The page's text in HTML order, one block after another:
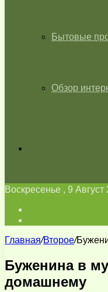
Бытовые
Обзор
Воскресенье , 9 Август
Главная/Второе/
Буженина в
домашнему